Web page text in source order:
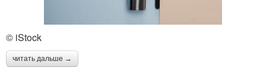
© iStock
читать дальше →